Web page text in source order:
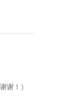
谢！）